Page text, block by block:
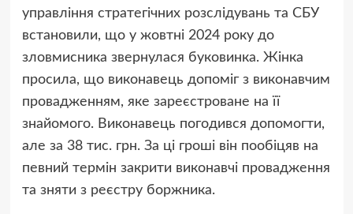
управління стратегічних розслідувань та СБУ
встановили, що у жовтні 2024 року до
зловмисника звернулася буковинка. Жінка
просила, що виконавець допоміг з виконавчим
провадженням, яке зареєстроване на її
знайомого. Виконавець погодився допомогти,
але за 38 тис. грн. За ці гроші він пообіцяв на
певний термін закрити виконавчі провадження
та зняти з реєстру боржника.